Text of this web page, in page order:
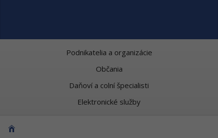
Podnikatelia a organizácie
Občania
Daňoví a colní špecialisti
Elektronické služby